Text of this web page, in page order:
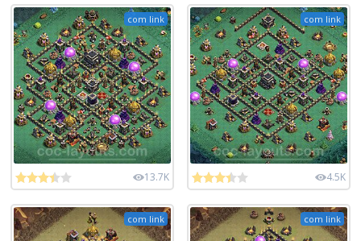
com link
13.7K
com link
4.5K
com link com link